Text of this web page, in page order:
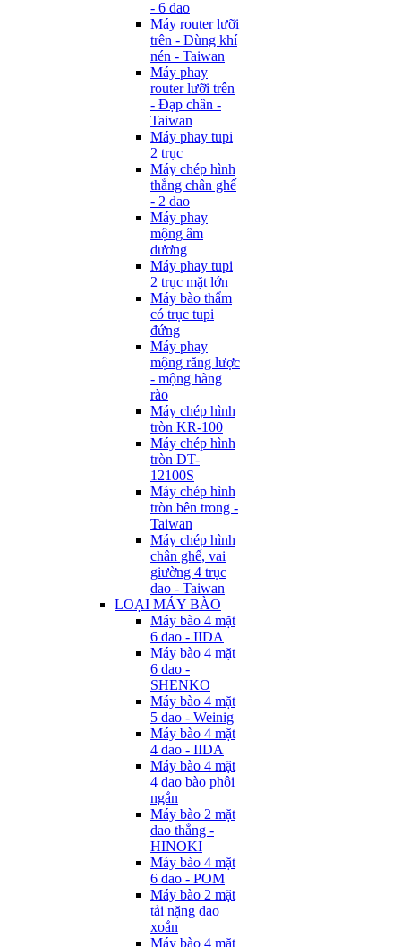
- 6 dao
Máy router lưỡi
trên - Dùng khí
nén - Taiwan
Máy phay
router lưỡi trên
- Đạp chân -
Taiwan
Máy phay tupi
2 trục
Máy chép hình
thẳng chân ghế
- 2 dao
Máy phay
mộng âm
dương
Máy phay tupi
2 trục mặt lớn
Máy bào thẩm
có trục tupi
đứng
Máy phay
mộng răng lược
- mộng hàng
rào
Máy chép hình
tròn KR-100
Máy chép hình
tròn DT-
12100S
Máy chép hình
tròn bên trong -
Taiwan
Máy chép hình
chân ghế, vai
giường 4 trục
dao - Taiwan
LOẠI MÁY BÀO
Máy bào 4 mặt
6 dao - IIDA
Máy bào 4 mặt
6 dao -
SHENKO
Máy bào 4 mặt
5 dao - Weinig
Máy bào 4 mặt
4 dao - IIDA
Máy bào 4 mặt
4 dao bào phôi
ngắn
Máy bào 2 mặt
dao thẳng -
HINOKI
Máy bào 4 mặt
6 dao - POM
Máy bào 2 mặt
tải nặng dao
xoắn
Máy bào 4 mặt